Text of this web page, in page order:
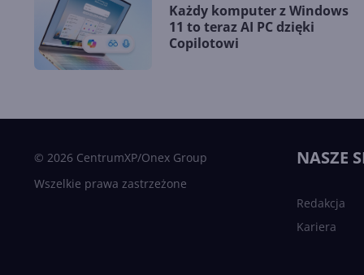
Każdy komputer z Windows
11 to teraz AI PC dzięki
Copilotowi
© 2026 CentrumXP/Onex Group
Wszelkie prawa zastrzeżone
NASZE
Redakcja
Kariera